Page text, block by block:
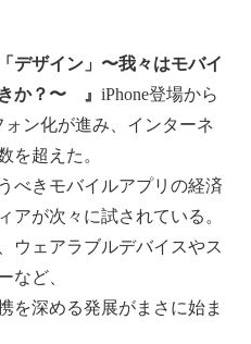
デザイン」〜我々はモバイ
きか？〜 』iPhone登場から
ン化が進み、インターネ
を超えた。
べきモバイルアプリの経済
アが次々に試されている。
ウェアラブルデバイスやス
など、
を深める発展がまさに始ま